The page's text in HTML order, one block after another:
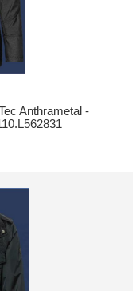
Anthrametal -